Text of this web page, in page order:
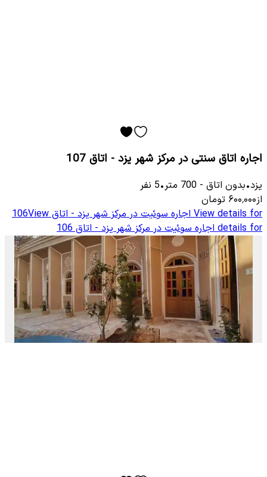
اجاره اتاق سنتی در مرکز شهر یزد - اتاق 107
یزد•بدون اتاق -
700 متر•
5 نفر
از۶۰۰٬۰۰۰ تومان
View details for اجاره سوئیت در مرکز شهر یزد - اتاق 106View
details for اجاره سوئیت در مرکز شهر یزد - اتاق 106